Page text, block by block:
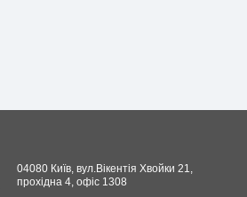
04080 Київ, вул.Вікентія Хвойки 21,
прохідна 4, офіс 1308